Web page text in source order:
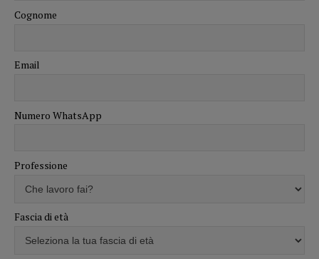
Cognome
Email
Numero WhatsApp
Professione
Fascia di età